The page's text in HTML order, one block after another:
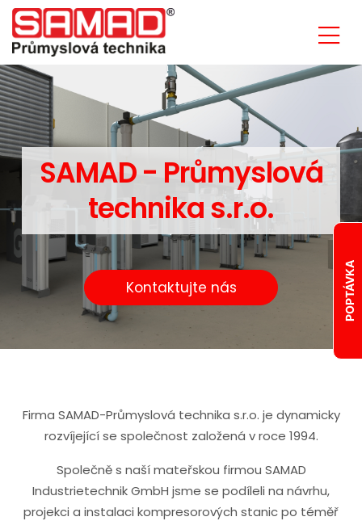
SAMAD - Průmyslová
technika s.r.o.
Kontaktujte nás
Firma SAMAD-Průmyslová technika s.r.o. je dynamicky
rozvíjející se společnost založená v roce 1994.
Společně s naší mateřskou firmou SAMAD
Industrietechnik GmbH jsme se podíleli na návrhu,
projekci a instalaci kompresorových stanic po téměř
POPTÁVKA